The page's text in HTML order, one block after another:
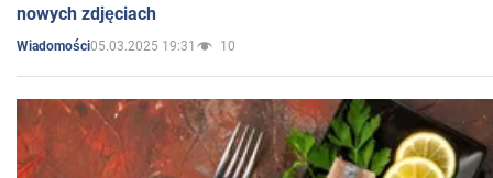
nowych zdjęciach
Wiadomości05.03.2025 19:31 10